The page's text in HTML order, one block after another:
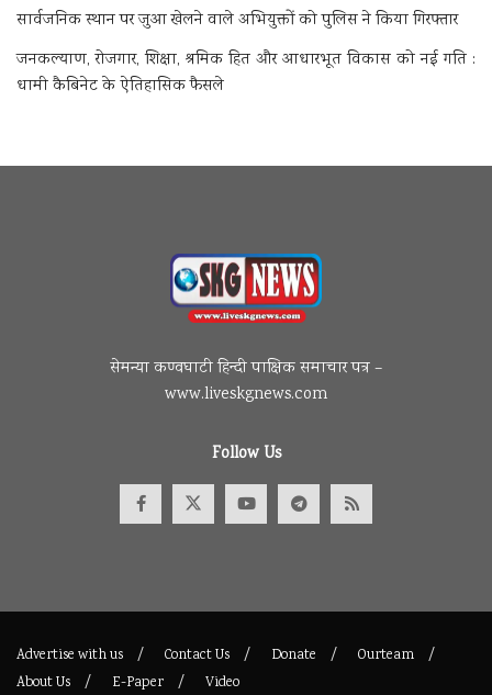
सार्वजनिक स्थान पर जुआ खेलने वाले अभियुक्तों को पुलिस ने किया गिरफ्तार
जनकल्याण, रोजगार, शिक्षा, श्रमिक हित और आधारभूत विकास को नई गति :
धामी कैबिनेट के ऐतिहासिक फैसले
सेमन्या कण्वघाटी हिन्दी पाक्षिक समाचार पत्र –
www.liveskgnews.com
Follow Us
Advertise with us Contact Us Donate
Ourteam
About Us
E-Paper Video